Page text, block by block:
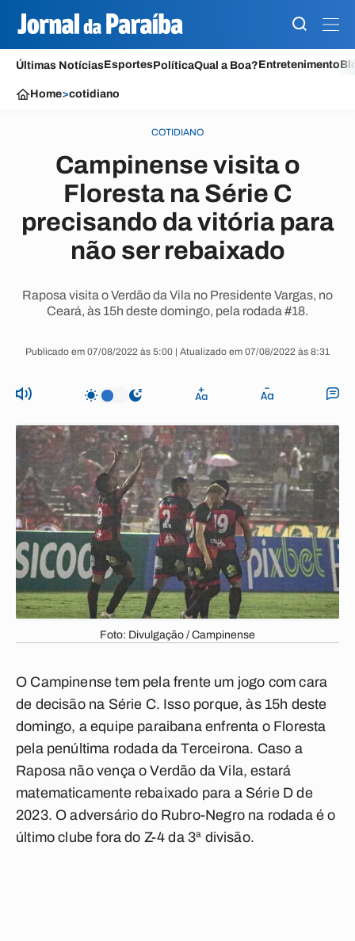
Últimas NotíciasEsportesPolíticaQual a Boa?Entretenimento
Home>cotidiano
COTIDIANO
Campinense visita o
Floresta na Série C
precisando da vitória para
não ser rebaixado
Raposa visita o Verdão da Vila no Presidente Vargas, no
Ceará, às 15h deste domingo, pela rodada #18.
Publicado em 07/08/2022 às 5:00 | Atualizado em 07/08/2022 às 8:31
Foto: Divulgação / Campinense
O Campinense tem pela frente um jogo com cara
de decisão na Série C. Isso porque, às 15h deste
domingo, a equipe paraibana enfrenta o Floresta
pela penúltima rodada da Terceirona. Caso a
Raposa não vença o Verdão da Vila, estará
matematicamente rebaixado para a Série D de
2023. O adversário do Rubro-Negro na rodada é o
último clube fora do Z-4 da 3ª divisão.